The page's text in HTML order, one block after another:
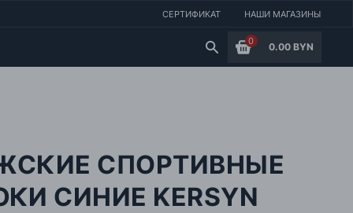
СЕРТИФИКАТ НАШИ МАГАЗИНЫ
0
0.00 BYN
СПОРТИВНЫЕ
СИНИЕ KERSYN